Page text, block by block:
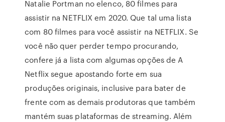
Natalie Portman no elenco, 80 filmes para
assistir na NETFLIX em 2020. Que tal uma lista
com 80 filmes para você assistir na NETFLIX. Se
você não quer perder tempo procurando,
confere já a lista com algumas opções de A
Netflix segue apostando forte em sua
produções originais, inclusive para bater de
frente com as demais produtoras que também
mantém suas plataformas de streaming. Além